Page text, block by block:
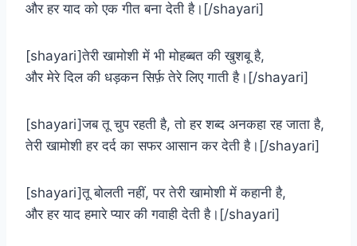
और हर याद को एक गीत बना देती है।[/shayari]
[shayari]तेरी खामोशी में भी मोहब्बत की खुशबू है,
और मेरे दिल की धड़कन सिर्फ़ तेरे लिए गाती है।[/shayari]
[shayari]जब तू चुप रहती है, तो हर शब्द अनकहा रह जाता है,
तेरी खामोशी हर दर्द का सफर आसान कर देती है।[/shayari]
[shayari]तू बोलती नहीं, पर तेरी खामोशी में कहानी है,
और हर याद हमारे प्यार की गवाही देती है।[/shayari]